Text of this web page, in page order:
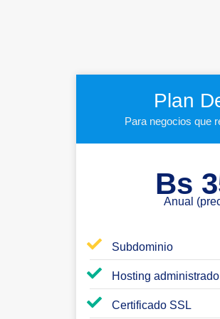
Plan
Para negocios que
Bs
Anual
Subdominio
Hosting administrado
Certificado SSL